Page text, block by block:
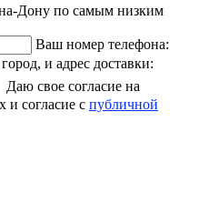
Ваш номер телефона:
и адрес доставки:
Даю свое согласие на
и согласие с публичной